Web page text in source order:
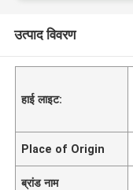
उत्पाद विवरण
हाई लाइट:
Place of Origin
ब्रांड नाम